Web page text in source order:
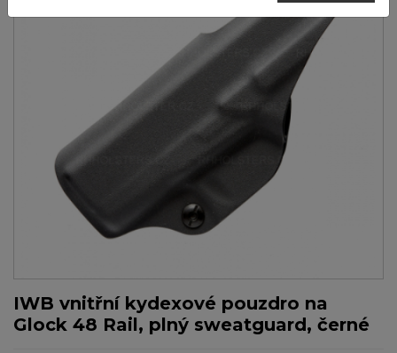
IWB vnitřní kydexové pouzdro na
Glock 48 Rail, plný sweatguard, černé